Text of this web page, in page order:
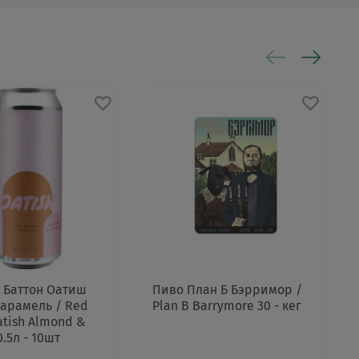
Оатиш
/ Red
Almond &
- 10шт
Пиво План Б Бэрримор /
Plan B Barrymore 30 - кег